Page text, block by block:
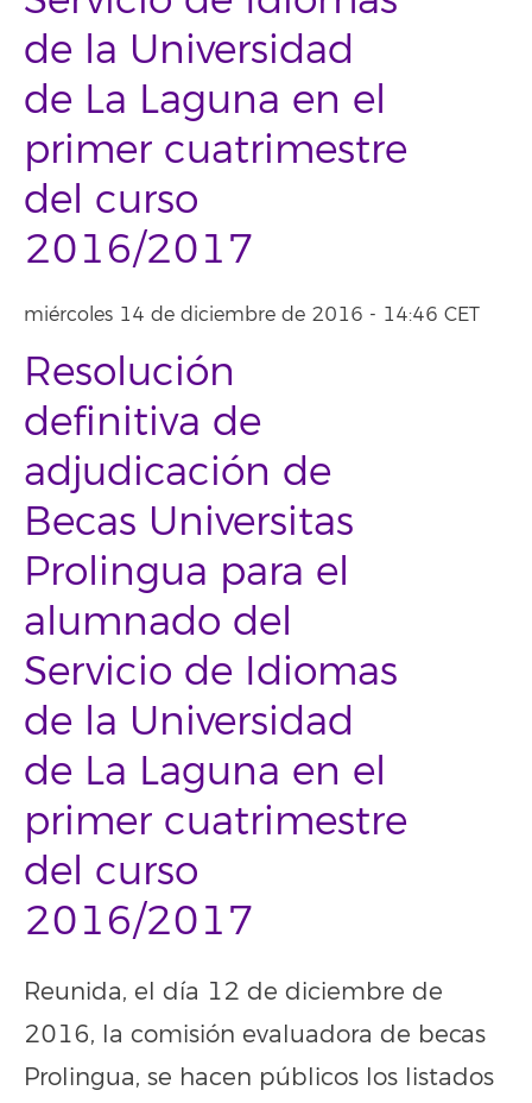
de la Universidad
de La Laguna en el
primer cuatrimestre
del curso
2016/2017
miércoles 14 de diciembre de 2016 - 14:46 CET
Resolución
definitiva de
adjudicación de
Becas Universitas
Prolingua para el
alumnado del
Servicio de Idiomas
de la Universidad
de La Laguna en el
primer cuatrimestre
del curso
2016/2017
Reunida, el día 12 de diciembre de
2016, la comisión evaluadora de becas
Prolingua, se hacen públicos los listados